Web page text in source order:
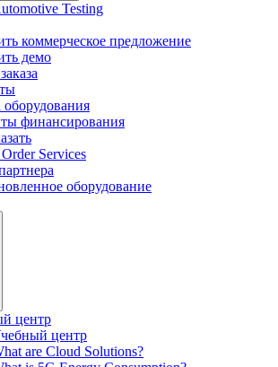
Testing
коммерческое предложение
демо
финансирования
Services
оборудование
центр
центр
are Cloud Solutions?